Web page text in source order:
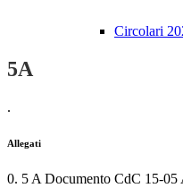
Circolari
5A
.
Allegati
0. 5 A Documento CdC 15-